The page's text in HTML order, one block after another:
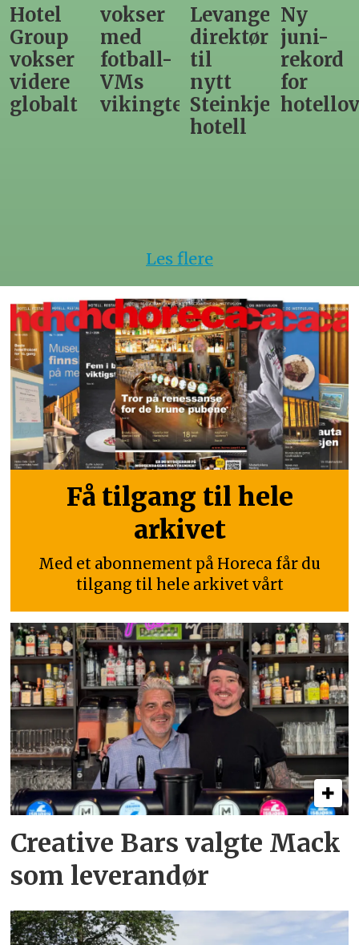
vokser
med
fotball-
VMs
vikingtematikk
Levanger-
direktør
til
nytt
Steinkjer-
Ny
juni-
rekord
for
gir
utslag
for
Les flere
Få tilgang til hele
arkivet
Med et abonnement på Horeca får du
tilgang til hele arkivet vårt
Creative Bars valgte Mack
som leverandør